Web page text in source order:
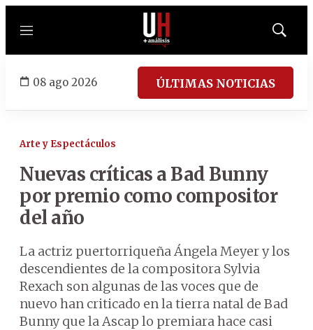
Menú
Mostrar
08 ago 2026 ÚLTIMAS NOTICIAS
Arte y Espectáculos
Nuevas críticas a Bad Bunny
por premio como compositor
del año
La actriz puertorriqueña Ángela Meyer y los
descendientes de la compositora Sylvia
Rexach son algunas de las voces que de
nuevo han criticado en la tierra natal de Bad
Bunny que la Ascap lo premiara hace casi